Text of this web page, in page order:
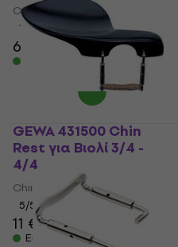
Chin Rest για Βιολί
1 /5
6,89 € 7,09 €
Είναι στο απόθεμα
GEWA 431500 Chin
Rest για Βιολί 3/4 -
4/4
Chin Rest για Βιολί
5/5
11 €
Είναι στο απόθεμα